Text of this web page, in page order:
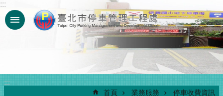
跳到主要內容區塊
:::
:::
首頁 業務服務
停車收費資訊